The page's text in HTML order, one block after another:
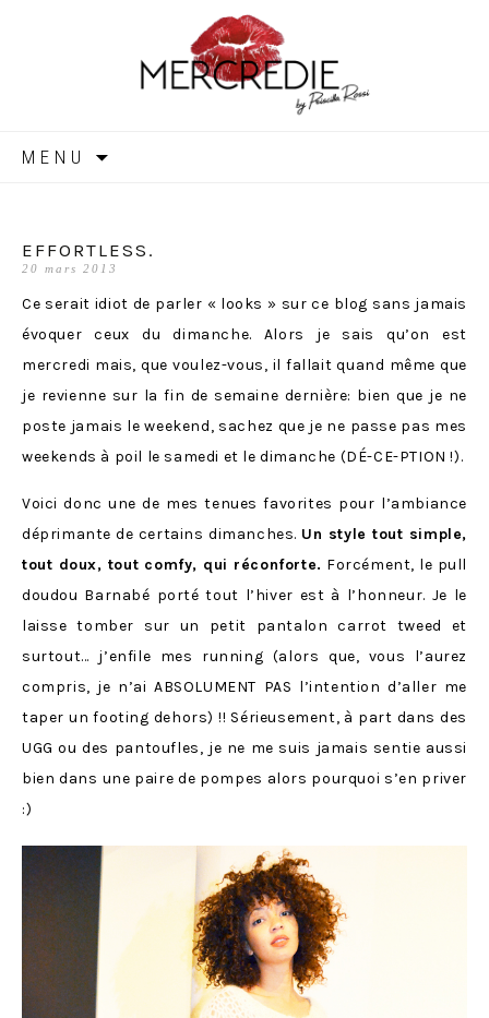
MERCREDIE
MENU
EFFORTLESS.
20 mars 2013
Ce serait idiot de parler « looks » sur ce blog sans jamais
évoquer ceux du dimanche. Alors je sais qu’on est
mercredi mais, que voulez-vous, il fallait quand même que
je revienne sur la fin de semaine dernière: bien que je ne
poste jamais le weekend, sachez que je ne passe pas mes
weekends à poil le samedi et le dimanche (DÉ-CE-PTION !).
Voici donc une de mes tenues favorites pour l’ambiance
déprimante de certains dimanches. Un style tout simple,
tout doux, tout comfy, qui réconforte. Forcément, le pull
doudou Barnabé porté tout l’hiver est à l’honneur. Je le
laisse tomber sur un petit pantalon carrot tweed et
surtout… j’enfile mes running (alors que, vous l’aurez
compris, je n’ai ABSOLUMENT PAS l’intention d’aller me
taper un footing dehors) !! Sérieusement, à part dans des
UGG ou des pantoufles, je ne me suis jamais sentie aussi
bien dans une paire de pompes alors pourquoi s’en priver
:)